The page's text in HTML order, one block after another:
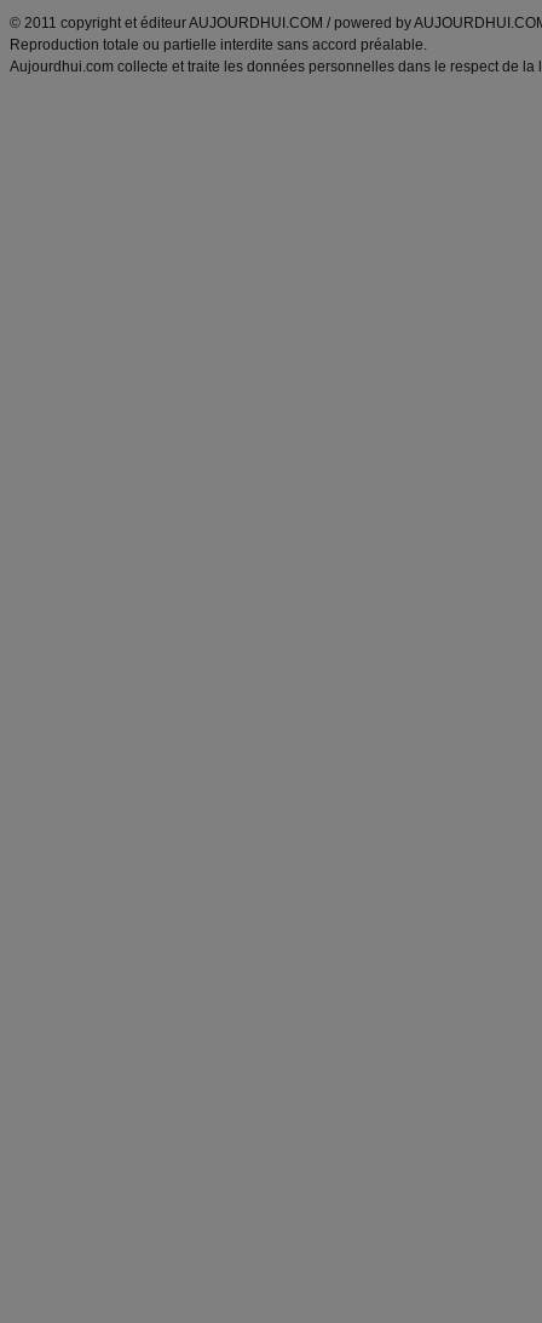
© 2011 copyright et éditeur AUJOURDHUI.COM / powered by
Reproduction totale ou partielle interdite sans accord préalable.
Aujourdhui.com collecte et traite les données personnelles dans le respect de